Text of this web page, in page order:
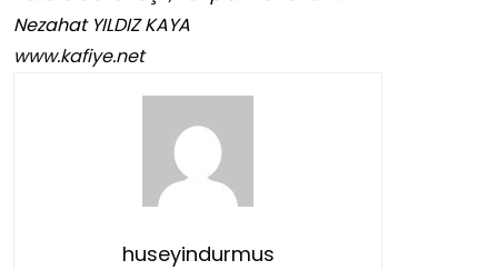
Nezahat YILDIZ KAYA
www.kafiye.net
huseyindurmus